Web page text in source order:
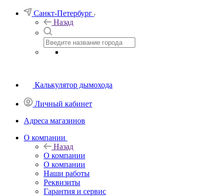
Санкт-Петербург
Назад
Калькулятор дымохода
Личный кабинет
Адреса магазинов
O компании
Назад
O компании
О компании
Наши работы
Реквизиты
Гарантия и сервис